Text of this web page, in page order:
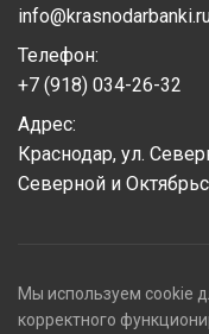
Телефон:
+7 (918) 034-26-32
Адрес:
Краснодар, ул.
Северной и
Мы используем cookie
корректного